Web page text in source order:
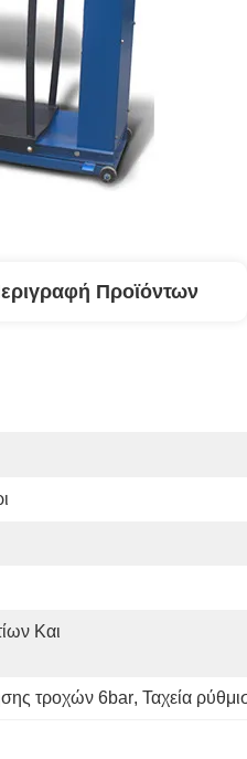
Προϊόντων
Και
τροχών 6bar, Ταχεία